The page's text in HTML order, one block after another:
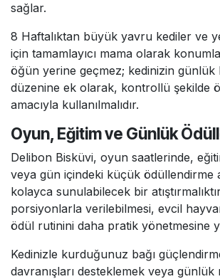
sağlar.
8 Haftalıktan büyük yavru kediler ve
için tamamlayıcı mama olarak
öğün yerine geçmez; kedinizin günlük
düzenine ek olarak, kontrollü şekilde
amacıyla kullanılmalıdır.
Oyun, Eğitim ve Günlük
Delibon Bisküvi, oyun saatlerinde,
veya gün içindeki küçük ödüllendirme
kolayca sunulabilecek bir
porsiyonlarla verilebilmesi, evcil
ödül rutinini daha pratik yönetmesine
Kedinizle kurduğunuz bağı
davranışları desteklemek veya